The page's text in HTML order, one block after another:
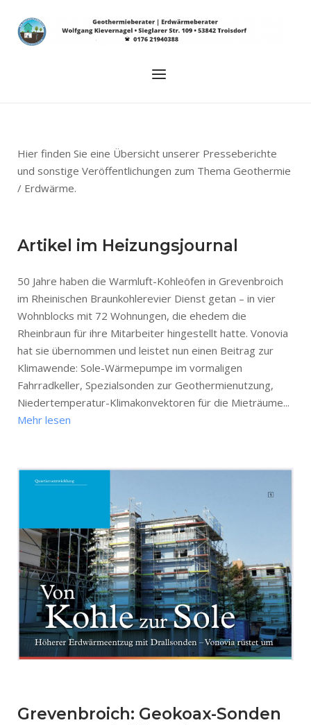
content
Home
Menu
Hier finden Sie eine Übersicht unserer Presseberichte
und sonstige Veröffentlichungen zum Thema Geothermie
/ Erdwärme.
Artikel im Heizungsjournal
50 Jahre haben die Warmluft-Kohleöfen in Grevenbroich
im Rheinischen Braunkohlerevier Dienst getan – in vier
Wohnblocks mit 72 Wohnungen, die ehedem die
Rheinbraun für ihre Mitarbeiter hingestellt hatte. Vonovia
hat sie übernommen und leistet nun einen Beitrag zur
Klimawende: Sole-Wärmepumpe im vormaligen
Fahrradkeller, Spezialsonden zur Geothermienutzung,
Niedertemperatur-Klimakonvektoren für die Mieträume...
Mehr lesen
Grevenbroich: Geokoax-Sonden